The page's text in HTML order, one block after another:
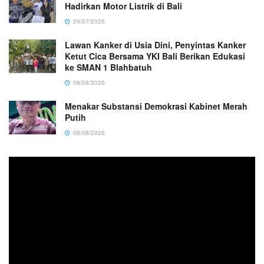
Hadirkan Motor Listrik di Bali
29/07/2026
Lawan Kanker di Usia Dini, Penyintas Kanker
Ketut Cica Bersama YKI Bali Berikan Edukasi
ke SMAN 1 Blahbatuh
08/08/2026
Menakar Substansi Demokrasi Kabinet Merah
Putih
08/08/2026